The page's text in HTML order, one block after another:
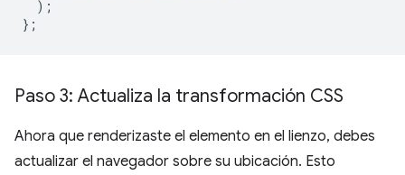
);
};
Paso 3: Actualiza la transformación CSS
Ahora que renderizaste el elemento en el lienzo, debes
actualizar el navegador sobre su ubicación. Esto